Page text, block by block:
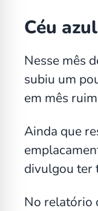
Céu
Nesse mês
subiu um
em mês
Ainda que
divulgou ter
No relatório